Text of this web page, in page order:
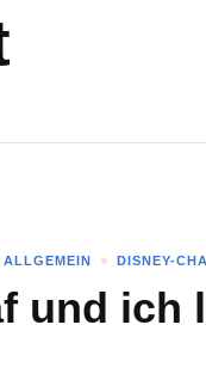
ALLGEMEIN DISNEY-
und ich